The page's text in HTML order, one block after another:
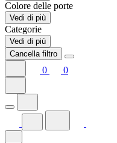
Colore delle porte
Vedi di più
Categorie
Vedi di più
Cancella filtro
0 0